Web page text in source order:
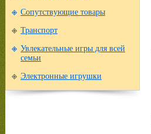
Сопутствующие товары
Транспорт
Увлекательные игры для всей
семьи
Электронные игрушки